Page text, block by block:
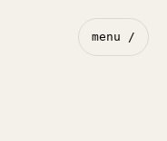
menu /